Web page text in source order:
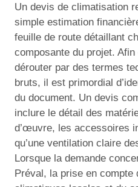
Un devis de climatisation
simple estimation
feuille de route détaillant
composante du projet.
dérouter par des termes
bruts, il est primordial
du document. Un devis
inclure le détail des
d’œuvre, les accessoires
qu’une ventilation claire
Lorsque la demande
Préval, la prise en compte